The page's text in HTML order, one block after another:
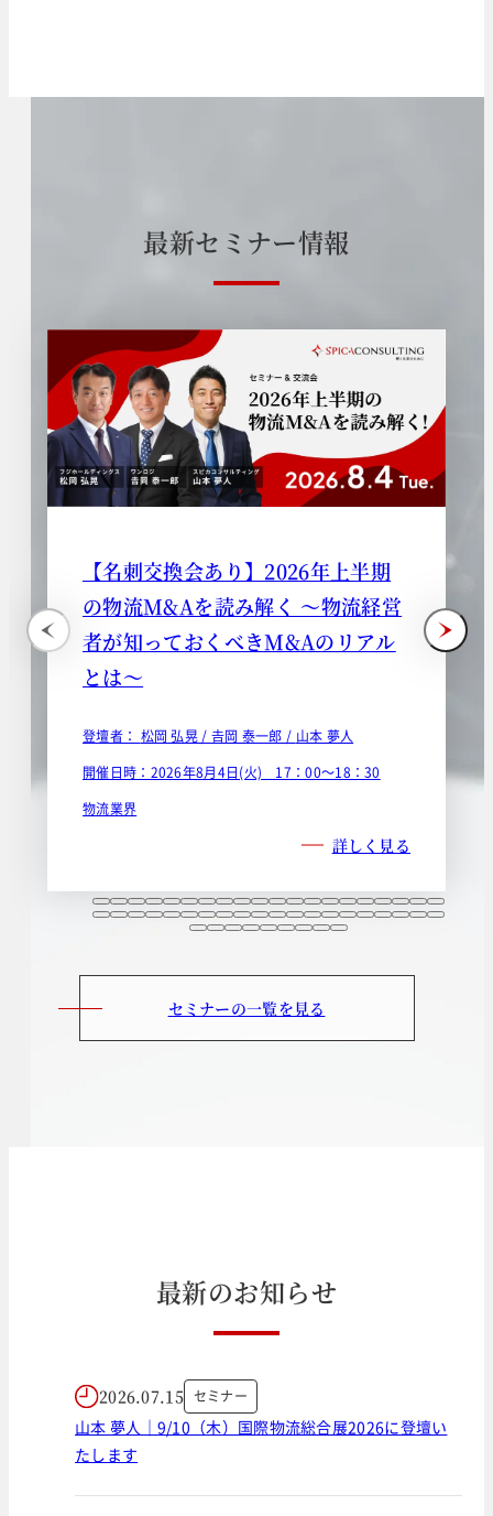
最新セ ミ ナー情報
【名刺交換会あり】2026年上半期
の物流M&Aを読み解く ～物流経営
者が知っておくべきM&Aのリアル
とは～
登壇者： 松岡 弘晃 / 𠮷岡 泰一郎 / 山本 夢人
開催日時：2026年8月4日(火) 17：00～18：30
物流業界
詳しく見る
セミナーの一覧を見る
最新のお知らせ
2026.07.15 セミナー
山本 夢人｜9/10（木）国際物流総合展2026に登壇い
たします